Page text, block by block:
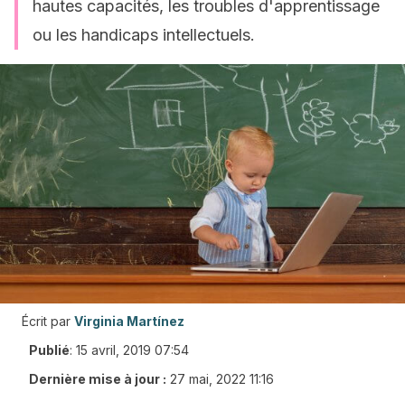
hautes capacités, les troubles d'apprentissage
ou les handicaps intellectuels.
Écrit par Virginia Martínez
Publié: 15 avril, 2019 07:54
Dernière mise à jour : 27 mai, 2022 11:16